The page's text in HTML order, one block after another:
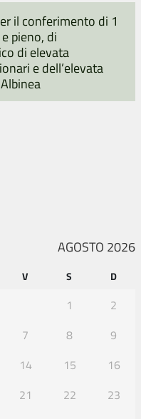
il conferimento di 1
pieno, di
di elevata
e dell’elevata
AGOSTO 2026
V S D
1
2
7 8
9
14 15
16
21 22
23